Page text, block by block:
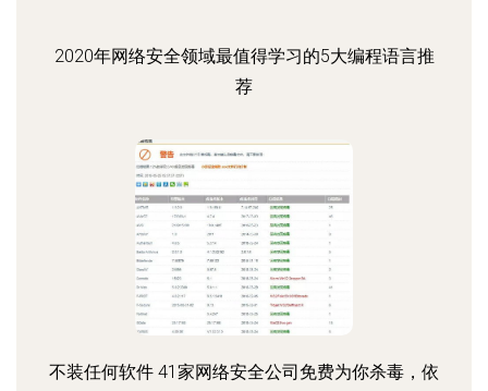
2020年网络安全领域最值得学习的5大编程语言推
荐
不装任何软件 41家网络安全公司免费为你杀毒，依